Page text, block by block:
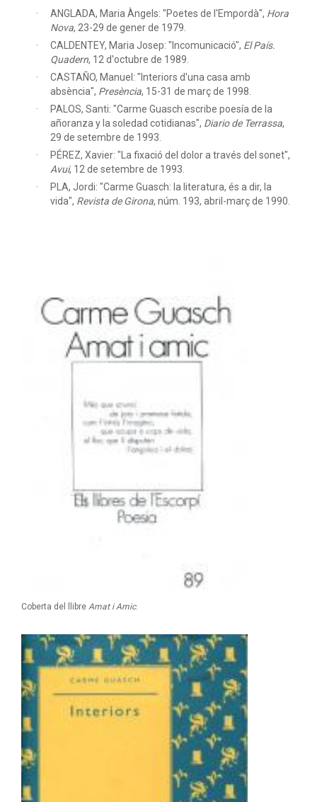
Coberta del llibre Amat i Amic.
ANGLADA, Maria Àngels: "Poetes de l'Empordà", Hora
Nova, 23-29 de gener de 1979.
CALDENTEY, Maria Josep: "Incomunicació", El País.
Quadern, 12 d'octubre de 1989.
CASTAÑO, Manuel: "Interiors d'una casa amb
absència", Presència, 15-31 de març de 1998.
PALOS, Santi: "Carme Guasch escribe poesía de la
añoranza y la soledad cotidianas", Diario de Terrassa,
29 de setembre de 1993.
PÉREZ, Xavier: "La fixació del dolor a través del sonet",
Avui, 12 de setembre de 1993.
PLA, Jordi: "Carme Guasch: la literatura, és a dir, la
vida", Revista de Girona, núm. 193, abril-març de 1990.